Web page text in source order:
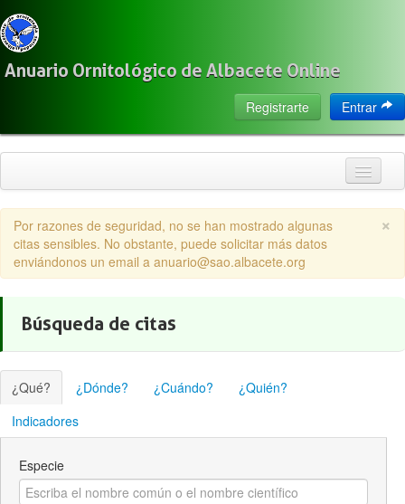
Anuario Ornitológico de Albacete Online
Entrar
Registrarte
Citas
Especies
Observadores
Acerca de
×
Por razones de seguridad, no se han mostrado algunas
citas sensibles. No obstante, puede solicitar más datos
enviándonos un email a anuario@sao.albacete.org
Búsqueda de citas
¿Qué? ¿Dónde? ¿Cuándo?
¿Quién?
Indicadores
Especie